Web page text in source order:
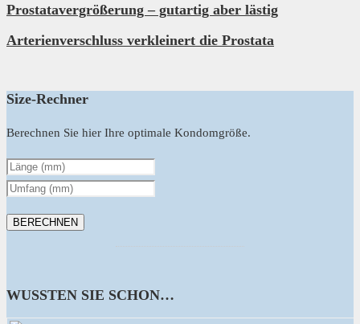
Prostatavergrößerung – gutartig aber lästig
Arterienverschluss verkleinert die Prostata
Size-Rechner
Berechnen Sie hier Ihre optimale Kondomgröße.
WUSSTEN SIE SCHON…